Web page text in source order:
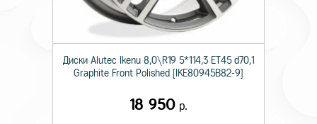
Диски Alutec Ikenu 8,0\R19 5*114,3 ET45 d70,1
Graphite Front Polished [IKE80945B82-9]
18 950 р.